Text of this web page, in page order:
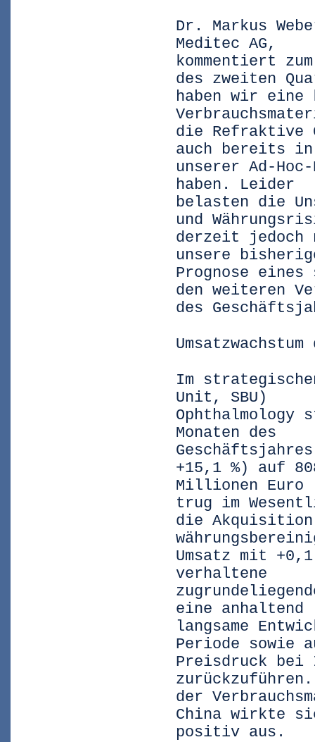
Dr. Markus
Meditec AG,
kommentiert
des zweiten
haben wir eine
die Refraktive
auch bereits in
unserer Ad-
haben. Leider
belasten die
und
derzeit jedoch
unsere
Prognose
den weiteren
des
Im
Unit, SBU)
Ophthalmology
Monaten des
+15,1 %) auf
Millionen
trug im
die Akquisition
Umsatz mit
verhaltene
eine anhaltend
langsame
Periode sowie
Preisdruck
der
China wirkte
positiv aus.